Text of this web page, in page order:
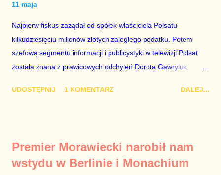
11 maja
Najpierw fiskus zażądał od spółek właściciela Polsatu
kilkudziesięciu milionów złotych zaległego podatku. Potem
szefową segmentu informacji i publicystyki w telewizji Polsat
została znana z prawicowych odchyleń Dorota Gawryluk.
marionetka partii rządzącej, żona agenta SB, który jest obecnie
tylko tam, gdzie nie ma trudnych pytań. Taki obrót spraw
przyjmuję ze smutkiem. Właściciela Polsatu – Zygmunta
UDOSTĘPNIJ 1 KOMENTARZ DALEJ...
Premier Morawiecki narobił nam
wstydu w Berlinie i Monachium